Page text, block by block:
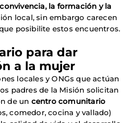
la formación y la
local, sin embargo carecen
posibilite estos encuentros.
para dar
a la mujer
locales y ONGs que actúan
padres de la Misión solicitan
de un centro comunitario
comedor, cocina y vallado)